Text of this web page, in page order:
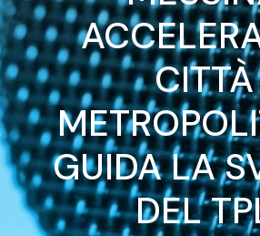
CITTÀ
GUIDA LA
DEL